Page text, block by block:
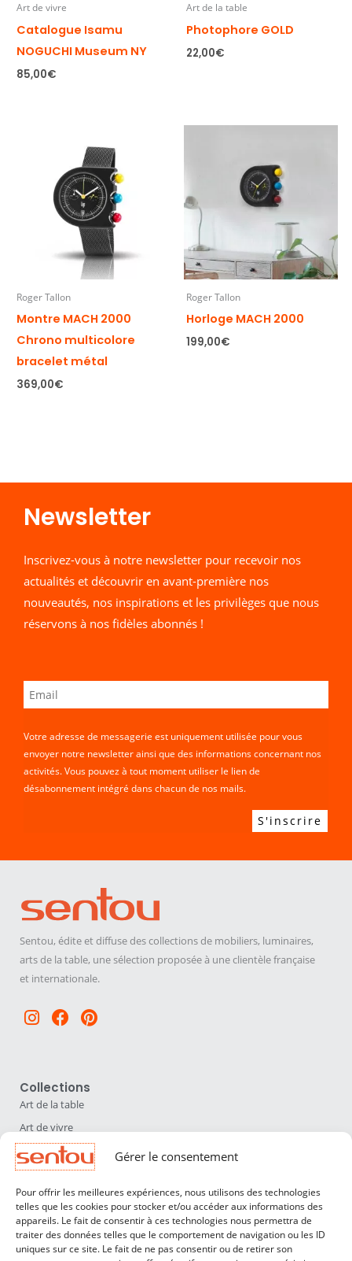
Gérer le consentement
Pour offrir les meilleures expériences, nous utilisons des technologies
telles que les cookies pour stocker et/ou accéder aux informations des
appareils. Le fait de consentir à ces technologies nous permettra de
traiter des données telles que le comportement de navigation ou les ID
uniques sur ce site. Le fait de ne pas consentir ou de retirer son
Art de vivre
Catalogue Isamu
NOGUCHI Museum NY
85,00€
Art de la table
Photophore GOLD
22,00€
Roger Tallon
Montre MACH 2000
Chrono multicolore
bracelet métal
369,00€
Roger Tallon
Horloge MACH 2000
199,00€
Newsletter​
Inscrivez-vous à notre newsletter pour recevoir nos
actualités et découvrir en avant-première nos
nouveautés, nos inspirations et les privilèges que nous
réservons à nos fidèles abonnés !
Votre adresse de messagerie est uniquement utilisée pour vous
envoyer notre newsletter ainsi que des informations concernant nos
activités. Vous pouvez à tout moment utiliser le lien de
désabonnement intégré dans chacun de nos mails.
Sentou, édite et diffuse des collections de mobiliers, luminaires,
arts de la table, une sélection proposée à une clientèle française
et internationale.
Instagram
Facebook
Pinterest
Collections
Art de la table
Art de vivre
Déco
Luminaires
Mobilier
Sentou
Qui sommes nous ?